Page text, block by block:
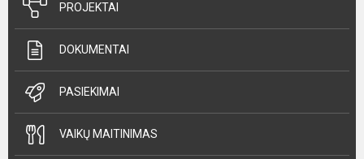
PROJEKTAI
DOKUMENTAI
PASIEKIMAI
VAIKŲ MAITINIMAS